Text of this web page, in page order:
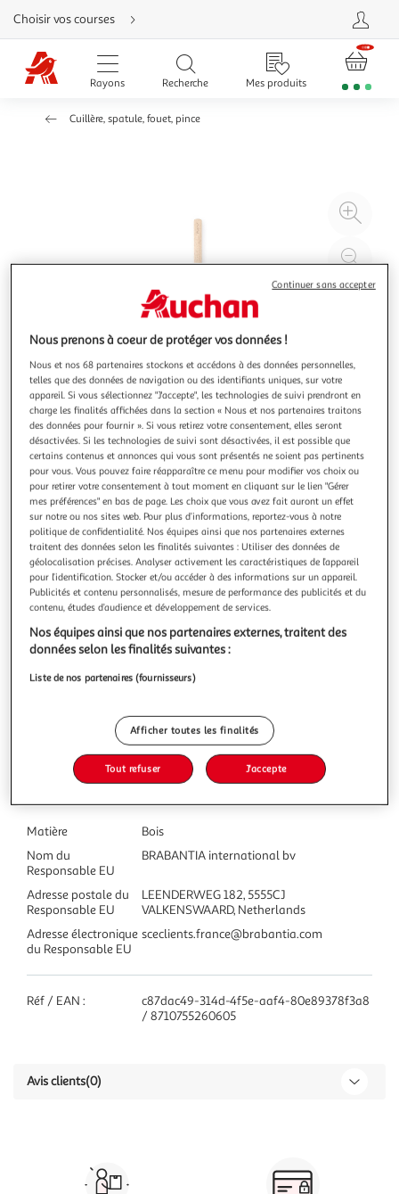
Aller
directement
au
contenu
Aller
directement
Aller
Choisir vos courses
Rayons Recherche Mes produits
Cuillère, spatule, fouet, pince
à
Illustration
précédente
Illustration
suivante
BRABANTIA
Cuillère en bois
La durée de garantie est de 2 ans. Caractéristiques
générales Type Cuillère Composition Bois Matière Bois
Particularités Idéale pour les casseroles et poêles
antiadhésives. Fabriquée en bois de hêtre et durable ,
imprégnée d'huile protectrice, élément de la collection
Profile de Bra
En savoir +
Vous voulez connaître le prix de ce produit ?
Afficher le prix
Caractéristiques
Matière
Bois
Nom du
Responsable EU
BRABANTIA international bv
Adresse postale du
Responsable EU
LEENDERWEG 182, 5555CJ
VALKENSWAARD, Netherlands
Adresse électronique
du Responsable EU
sceclients.france@brabantia.com
Réf / EAN :
c87dac49-314d-4f5e-aaf4-80e89378f3a8
/ 8710755260605
Avis clients(0)
Nous prenons à coeur de protéger vos données !
Nous et nos 68 partenaires stockons et accédons à des données personnelles,
telles que des données de navigation ou des identifiants uniques, sur votre
appareil. Si vous sélectionnez "J'accepte", les technologies de suivi prendront en
charge les finalités affichées dans la section « Nous et nos partenaires traitons
des données pour fournir ». Si vous retirez votre consentement, elles seront
désactivées. Si les technologies de suivi sont désactivées, il est possible que
certains contenus et annonces qui vous sont présentés ne soient pas pertinents
pour vous. Vous pouvez faire réapparaître ce menu pour modifier vos choix ou
pour retirer votre consentement à tout moment en cliquant sur le lien "Gérer
mes préférences" en bas de page. Les choix que vous avez fait auront un effet
sur notre ou nos sites web. Pour plus d’informations, reportez-vous à notre
politique de confidentialité. Nos équipes ainsi que nos partenaires externes
traitent des données selon les finalités suivantes : Utiliser des données de
géolocalisation précises. Analyser activement les caractéristiques de l’appareil
pour l’identification. Stocker et/ou accéder à des informations sur un appareil.
Publicités et contenu personnalisés, mesure de performance des publicités et du
contenu, études d’audience et développement de services.
Nos équipes ainsi que nos partenaires externes, traitent des
données selon les finalités suivantes :
Liste de nos partenaires (fournisseurs)
Afficher toutes les finalités
Tout refuser J'accepte
Continuer sans accepter